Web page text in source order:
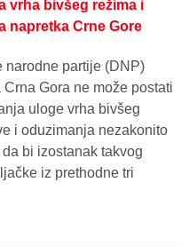
vrha bivšeg režima i
napretka Crne Gore
narodne partije (DNP)
Gora ne može postati
uloge vrha bivšeg
i oduzimanja nezakonito
bi izostanak takvog
iz prethodne tri